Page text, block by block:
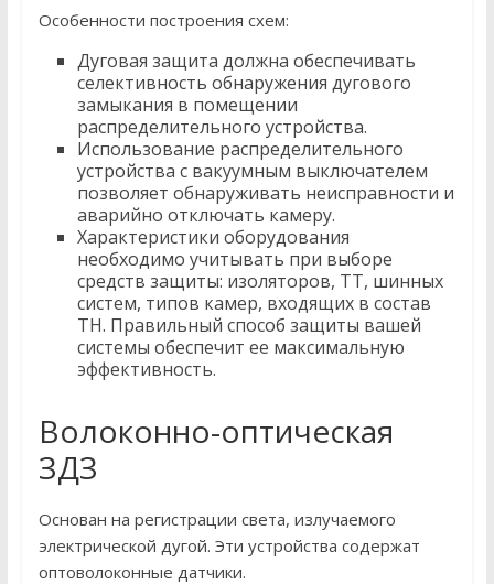
Особенности построения схем:
Дуговая защита должна обеспечивать
селективность обнаружения дугового
замыкания в помещении
распределительного устройства.
Использование распределительного
устройства с вакуумным выключателем
позволяет обнаруживать неисправности и
аварийно отключать камеру.
Характеристики оборудования
необходимо учитывать при выборе
средств защиты: изоляторов, ТТ, шинных
систем, типов камер, входящих в состав
ТН. Правильный способ защиты вашей
системы обеспечит ее максимальную
эффективность.
Волоконно-оптическая
ЗДЗ
Основан на регистрации света, излучаемого
электрической дугой. Эти устройства содержат
оптоволоконные датчики.